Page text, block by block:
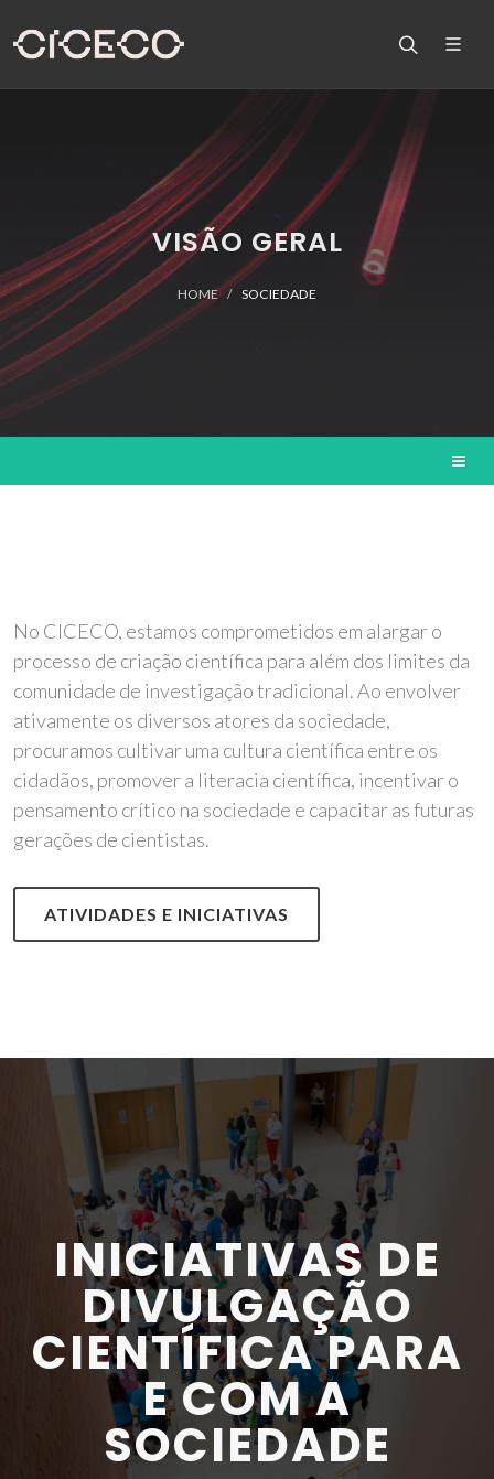
VISÃO GERAL
HOME SOCIEDADE
No CICECO, estamos comprometidos em alargar o
processo de criação científica para além dos limites da
comunidade de investigação tradicional. Ao envolver
ativamente os diversos atores da sociedade,
procuramos cultivar uma cultura científica entre os
cidadãos, promover a literacia científica, incentivar o
pensamento crítico na sociedade e capacitar as futuras
gerações de cientistas.
ATIVIDADES E INICIATIVAS
INICIATIVAS DE
DIVULGAÇÃO
CIENTÍFICA PARA
E COM A
SOCIEDADE